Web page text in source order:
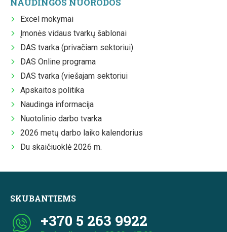
Excel mokymai
Įmonės vidaus tvarkų šablonai
DAS tvarka (privačiam sektoriui)
DAS Online programa
DAS tvarka (viešajam sektoriui
Apskaitos politika
Naudinga informacija
Nuotolinio darbo tvarka
2026 metų darbo laiko kalendorius
Du skaičiuoklė 2026 m.
SKUBANTIEMS
+370 5 263 9922